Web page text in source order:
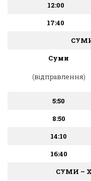
12:00
17:40
Суми
(відправлення)
5:50
8:50
14:10
16:40
СУМИ –